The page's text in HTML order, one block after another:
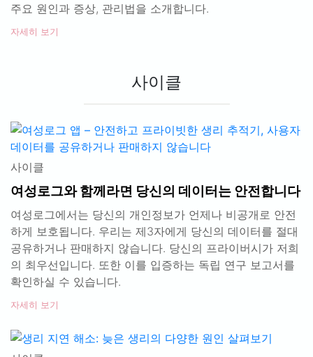
주요 원인과 증상, 관리법을 소개합니다.
자세히 보기
사이클
사이클
여성로그와 함께라면 당신의 데이터는 안전합니다
여성로그에서는 당신의 개인정보가 언제나 비공개로 안전
하게 보호됩니다. 우리는 제3자에게 당신의 데이터를 절대
공유하거나 판매하지 않습니다. 당신의 프라이버시가 저희
의 최우선입니다. 또한 이를 입증하는 독립 연구 보고서를
확인하실 수 있습니다.
자세히 보기